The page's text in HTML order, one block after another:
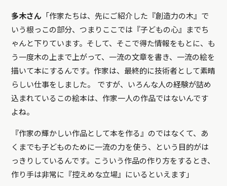
多木さん 「作家たちは、先にご紹介した『創造力の木』で
いう根っこの部分、つまりここでは『子どもの心』までち
ゃんと下りています。そして、そこで得た情報をもとに、も
う一度木の上まで上がって、一流の文章を書き、一流の絵を
描いて本にするんです。作家は、最終的に技術者として素晴
らしい仕事をしました。 ですが、いろんな人の経験が詰め
込まれているこの絵本は、作家一人の作品ではないんです
よね。
『作家の輝かしい作品として本を作る』のではなくて、あ
くまでも子どものために一流の力を使う、という目的がは
っきりしているんです。こういう作品の作り方をするとき、
作り手は非常に『控えめな立場』にいるといえます」